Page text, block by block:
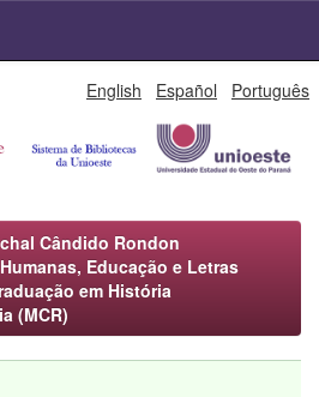
English Español Português
Cândido Rondon
Educação e Letras
em História
(MCR)